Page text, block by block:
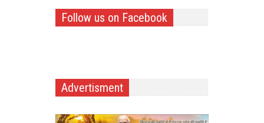
Follow us on Facebook
Advertisment